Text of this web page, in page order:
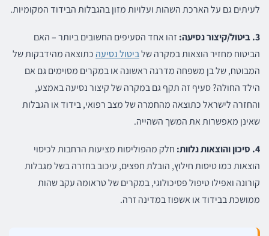
לעיתים גם על הארכת השהות ועלויות מזון בהגבלות הבידוד המקומיות.
3. ביטול/קיצור נסיעה:
זהו אחד הסעיפים החשובים ביותר – האם
הביטוח מחזיר הוצאות במקרה שלביטול נסיעה כתוצאה מהידבקות של
המבוטח, של בן משפחה מדרגה ראשונה או במקרים מסוימים גם אם
הילד החולה? סעיף זה תקף גם במקרה של קיצור נסיעה באמצע,
והחזרה לישראל כתוצאה מהחמרה של מצב רפואי, בידוד או הגבלות
שאינן מאפשרות את המשך השהייה.
4. סיכון והוצאות נלוות:
חלק מהפוליסות מציעות הרחבות לכיסוי
הוצאות כמו טיסות חילוץ, הובלת חפצים, עיכוב בחזרה בשל מגבלות
קורונה ואפילו טיפול פסיכולוגי, במקרים של טראומה עקב שהות
ממושכת בבידוד או אשפוז במדינה זרה.